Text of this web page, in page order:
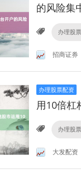
的风险集
办理股
招商证券
办理股票配资
用10倍杠
办理股
大发配资